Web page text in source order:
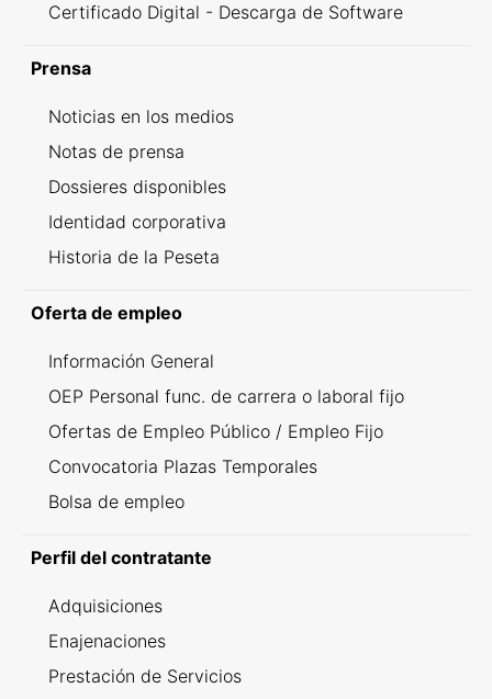
Certificado Digital - Descarga de Software
Prensa
Noticias en los medios
Notas de prensa
Dossieres disponibles
Identidad corporativa
Historia de la Peseta
Oferta de empleo
Información General
OEP Personal func. de carrera o laboral fijo
Ofertas de Empleo Público / Empleo Fijo
Convocatoria Plazas Temporales
Bolsa de empleo
Perfil del contratante
Adquisiciones
Enajenaciones
Prestación de Servicios